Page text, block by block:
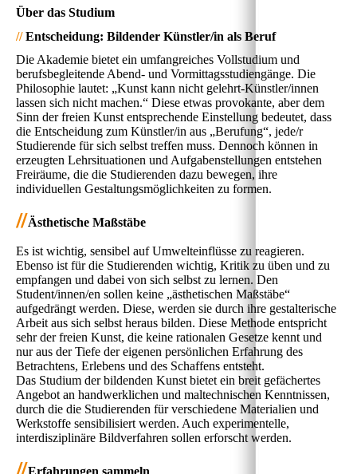
Über das Studium
// Entscheidung: Bildender Künstler/in als Beruf
Die Akademie bietet ein umfangreiches Vollstudium und
berufsbegleitende Abend- und Vormittagsstudiengänge. Die
Philosophie lautet: „Kunst kann nicht gelehrt-Künstler/innen
lassen sich nicht machen.“ Diese etwas provokante, aber dem
Sinn der freien Kunst entsprechende Einstellung bedeutet, dass
die Entscheidung zum Künstler/in aus „Berufung“, jede/r
Studierende für sich selbst treffen muss. Dennoch können in
erzeugten Lehrsituationen und Aufgabenstellungen entstehen
Freiräume, die die Studierenden dazu bewegen, ihre
individuellen Gestaltungsmöglichkeiten zu formen.
//Ästhetische Maßstäbe
Es ist wichtig, sensibel auf Umwelteinflüsse zu reagieren.
Ebenso ist für die Studierenden wichtig, Kritik zu üben und zu
empfangen und dabei von sich selbst zu lernen. Den
Student/innen/en sollen keine „ästhetischen Maßstäbe“
aufgedrängt werden. Diese, werden sie durch ihre gestalterische
Arbeit aus sich selbst heraus bilden. Diese Methode entspricht
sehr der freien Kunst, die keine rationalen Gesetze kennt und
nur aus der Tiefe der eigenen persönlichen Erfahrung des
Betrachtens, Erlebens und des Schaffens entsteht.
Das Studium der bildenden Kunst bietet ein breit gefächertes
Angebot an handwerklichen und maltechnischen Kenntnissen,
durch die die Studierenden für verschiedene Materialien und
Werkstoffe sensibilisiert werden. Auch experimentelle,
interdisziplinäre Bildverfahren sollen erforscht werden.
//Erfahrungen sammeln